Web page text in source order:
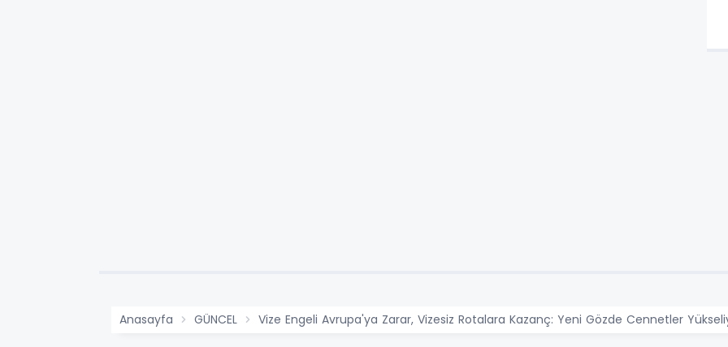
Anasayfa GÜNCEL Vize Engeli Avrupa'ya Zarar, Vizesiz Rotalara Kazanç: Yeni Gözde Cennetler